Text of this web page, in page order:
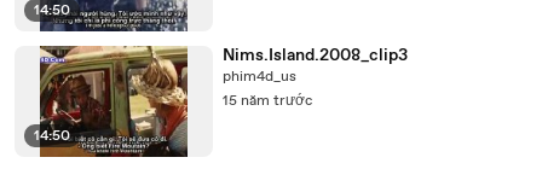
14:50
14:50
Nims.Island.2008_clip3
phim4d_us
15 năm trước